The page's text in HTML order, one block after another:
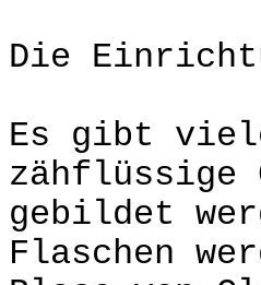
Die
Es gibt
zähflüssige
gebildet
Flaschen